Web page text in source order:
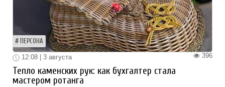
ПЕРСОНА
396
12:08 | 3 августа
Тепло каменских рук: как бухгалтер стала
мастером ротанга